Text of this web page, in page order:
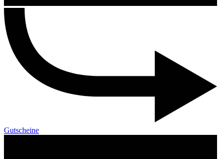
Gutscheine